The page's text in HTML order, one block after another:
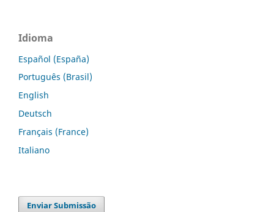
Idioma
Español (España)
Português (Brasil)
English
Deutsch
Français (France)
Italiano
Enviar Submissão